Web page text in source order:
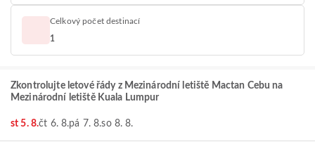
Celkový počet destinací
1
Zkontrolujte letové řády z Mezinárodní letiště Mactan Cebu na
Mezinárodní letiště Kuala Lumpur
st 5. 8.čt 6. 8.pá 7. 8.so 8. 8.